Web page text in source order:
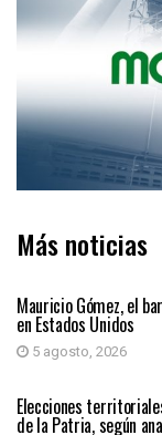
Más noticias
Mauricio Gómez, el
en Estados Unidos
5 agosto, 2026
PRIMER PLANO
Elecciones
de la Patria, según